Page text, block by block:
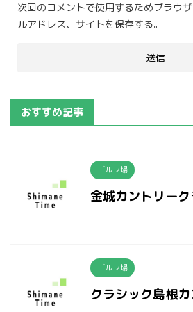
次回のコメントで使用するためブラウ
ルアドレス、サイトを保存する。
おすすめ記事
ゴルフ場
金城カントリー
ゴルフ場
クラシック島根